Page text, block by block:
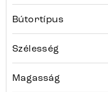
Bútortípus
Szélesség
Magasság